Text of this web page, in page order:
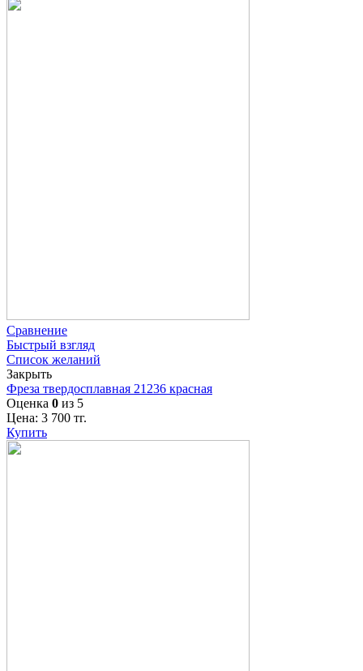
Сравнение
Быстрый взгляд
Список желаний
Закрыть
Фреза твердосплавная 21236 красная
Оценка 0 из 5
Цена: 3 700 тг.
Купить